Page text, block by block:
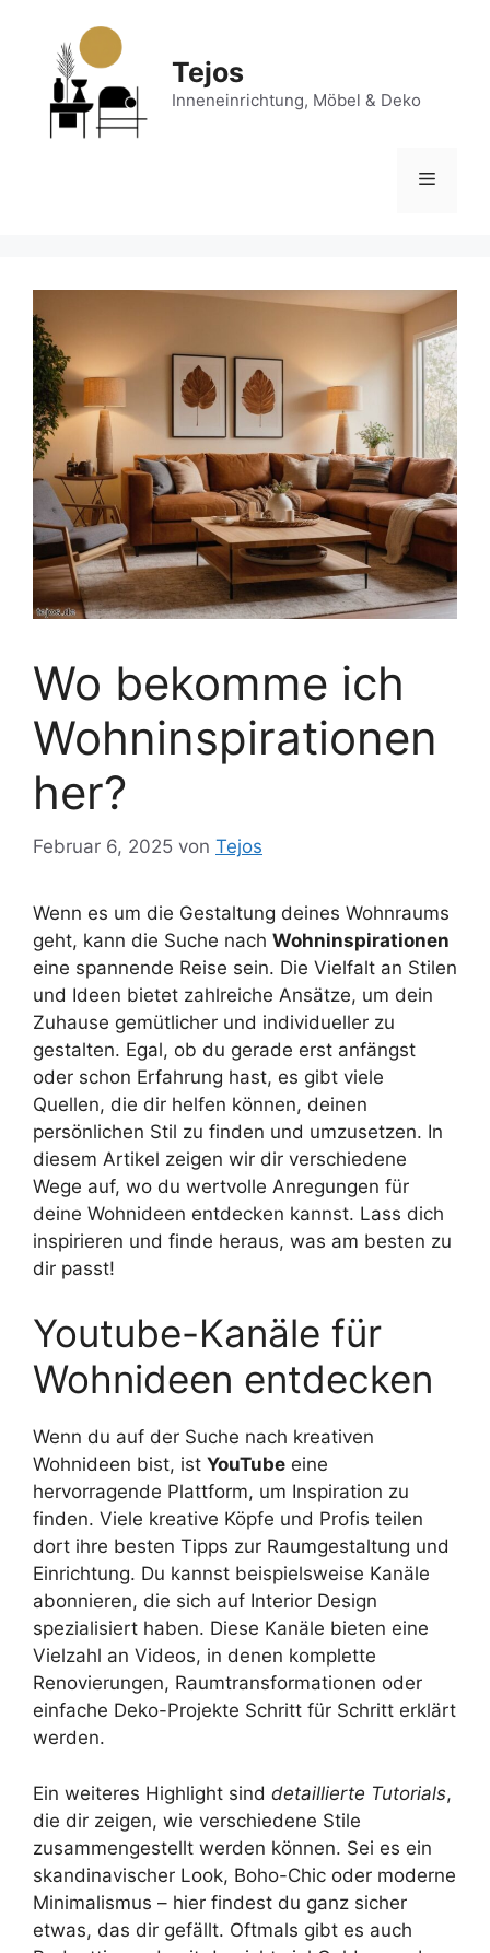
springen
Tejos
Inneneinrichtung, Möbel & Deko
Menü
Wo bekomme ich
Wohninspirationen
her?
Februar 6, 2025 von Tejos
Wenn es um die Gestaltung deines Wohnraums
geht, kann die Suche nach Wohninspirationen
eine spannende Reise sein. Die Vielfalt an Stilen
und Ideen bietet zahlreiche Ansätze, um dein
Zuhause gemütlicher und individueller zu
gestalten. Egal, ob du gerade erst anfängst
oder schon Erfahrung hast, es gibt viele
Quellen, die dir helfen können, deinen
persönlichen Stil zu finden und umzusetzen. In
diesem Artikel zeigen wir dir verschiedene
Wege auf, wo du wertvolle Anregungen für
deine Wohnideen entdecken kannst. Lass dich
inspirieren und finde heraus, was am besten zu
dir passt!
Youtube-Kanäle für
Wohnideen entdecken
Wenn du auf der Suche nach kreativen
Wohnideen bist, ist YouTube eine
hervorragende Plattform, um Inspiration zu
finden. Viele kreative Köpfe und Profis teilen
dort ihre besten Tipps zur Raumgestaltung und
Einrichtung. Du kannst beispielsweise Kanäle
abonnieren, die sich auf Interior Design
spezialisiert haben. Diese Kanäle bieten eine
Vielzahl an Videos, in denen komplette
Renovierungen, Raumtransformationen oder
einfache Deko-Projekte Schritt für Schritt erklärt
werden.
Ein weiteres Highlight sind detaillierte Tutorials,
die dir zeigen, wie verschiedene Stile
zusammengestellt werden können. Sei es ein
skandinavischer Look, Boho-Chic oder moderne
Minimalismus – hier findest du ganz sicher
etwas, das dir gefällt. Oftmals gibt es auch